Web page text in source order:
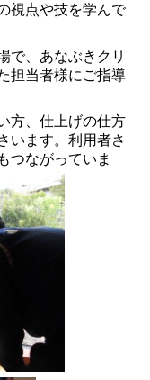
視点や技を学んで
で、あなぶきクリ
担当者様にご指導
方、仕上げの仕方
います。利用者さ
つながっていま